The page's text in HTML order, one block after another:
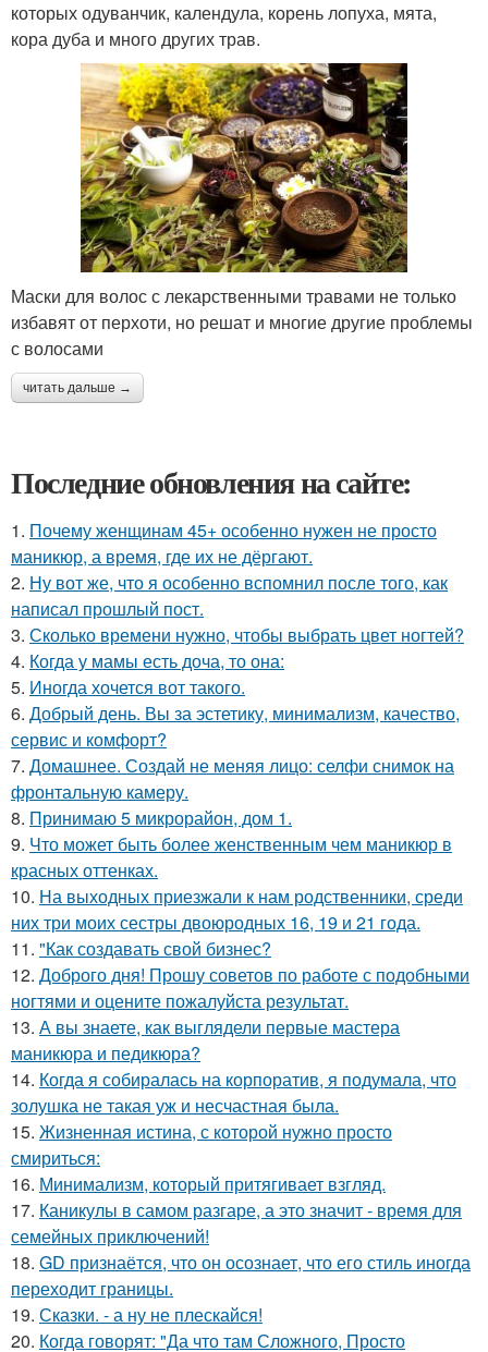
которых одуванчик, календула, корень лопуха, мята,
кора дуба и много других трав.
Маски для волос с лекарственными травами не только
избавят от перхоти, но решат и многие другие проблемы
с волосами
читать дальше →
Последние обновления на сайте:
1. Почему женщинам 45+ особенно нужен не просто
маникюр, а время, где их не дёргают.
2. Ну вот же, что я особенно вспомнил после того, как
написал прошлый пост.
3. Сколько времени нужно, чтобы выбрать цвет ногтей?
4. Когда у мамы есть доча, то она:
5. Иногда хочется вот такого.
6. Добрый день. Вы за эстетику, минимализм, качество,
сервис и комфорт?
7. Домашнее. Создай не меняя лицо: селфи снимок на
фронтальную камеру.
8. Принимаю 5 микрорайон, дом 1.
9. Что может быть более женственным чем маникюр в
красных оттенках.
10. На выходных приезжали к нам родственники, среди
них три моих сестры двоюродных 16, 19 и 21 года.
11. "Как создавать свой бизнес?
12. Доброго дня! Прошу советов по работе с подобными
ногтями и оцените пожалуйста результат.
13. А вы знаете, как выглядели первые мастера
маникюра и педикюра?
14. Когда я собиралась на корпоратив, я подумала, что
золушка не такая уж и несчастная была.
15. Жизненная истина, с которой нужно просто
смириться:
16. Минимализм, который притягивает взгляд.
17. Каникулы в самом разгаре, а это значит - время для
семейных приключений!
18. GD признаётся, что он осознает, что его стиль иногда
переходит границы.
19. Сказки. - а ну не плескайся!
20. Когда говорят: "Да что там Сложного, Просто